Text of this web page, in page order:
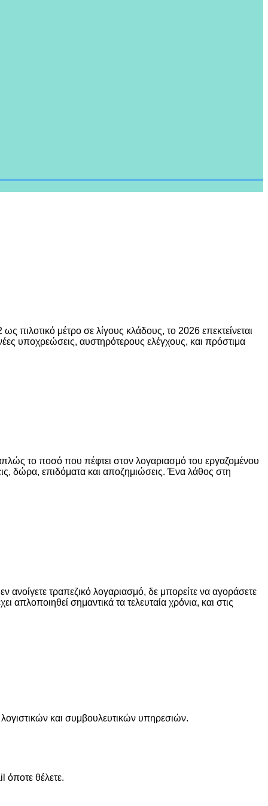
πιλοτικό μέτρο σε λίγους κλάδους, το 2026 επεκτείνεται
υποχρεώσεις, αυστηρότερους ελέγχους, και πρόστιμα
το ποσό που πέφτει στον λογαριασμό του εργαζομένου
δώρα, επιδόματα και αποζημιώσεις. Ένα λάθος στη
τραπεζικό λογαριασμό, δε μπορείτε να αγοράσετε
απλοποιηθεί σημαντικά τα τελευταία χρόνια, και στις
λογιστικών και συμβουλευτικών υπηρεσιών.
όποτε θέλετε.